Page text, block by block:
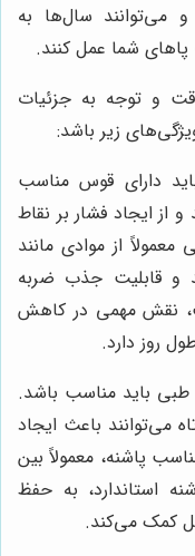
و می‌توانند سال‌ها به
شما عمل کنند.
و توجه به جزئیات
زیر باشد:
دارای قوس مناسب
از ایجاد فشار بر نقاط
از موادی مانند
و قابلیت جذب ضربه
نقش مهمی در کاهش
روز دارد.
طبی باید مناسب باشد.
می‌توانند باعث ایجاد
پاشنه، معمولاً بین
استاندارد، به حفظ
کمک می‌کند.